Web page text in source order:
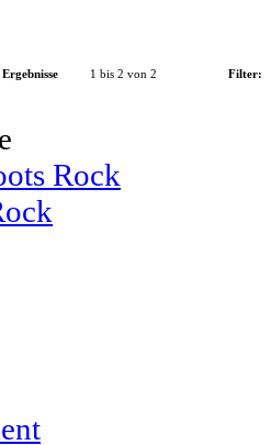
Ergebnisse 1 bis 2 von 2 Filter:
Rock